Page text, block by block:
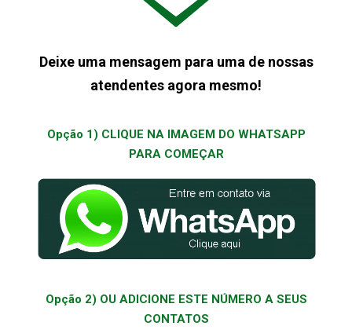
Deixe uma mensagem para uma de nossas
atendentes agora mesmo!
Opção 1) CLIQUE NA IMAGEM DO WHATSAPP
PARA COMEÇAR
Opção 2) OU ADICIONE ESTE NÚMERO A SEUS
CONTATOS